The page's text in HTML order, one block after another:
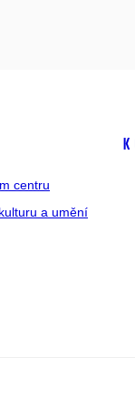
centru
a umění